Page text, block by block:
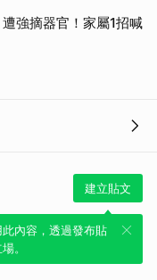
強摘器官！家屬1招喊
建立貼文
內容，透過發布貼
。